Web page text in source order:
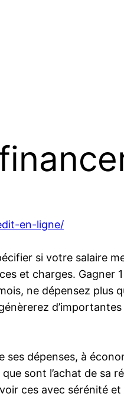
en-ligne/
si votre salaire
et charges.
ne dépensez plus
dépenses, à
sont l’achat de sa
ces avec sérénité